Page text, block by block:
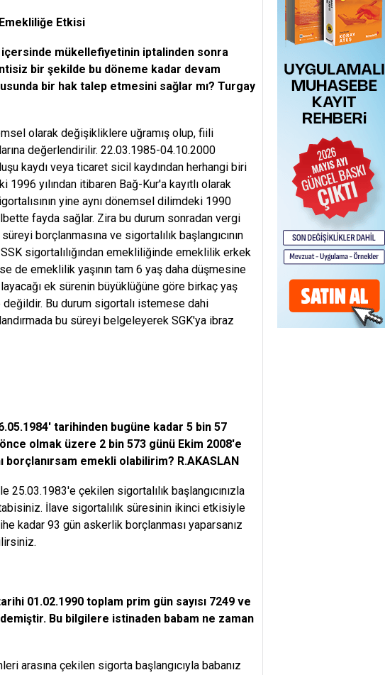
Etkisi
içersinde mükellefiyetinin iptalinden sonra
bir şekilde bu döneme kadar devam
bir hak talep etmesini sağlar mı? Turgay
olarak değişikliklere uğramış olup, fiili
değerlendirilir. 22.03.1985-04.10.2000
kaydı veya ticaret sicil kaydından herhangi biri
1996 yılından itibaren Bağ-Kur'a kayıtlı olarak
yine aynı dönemsel dilimdeki 1990
fayda sağlar. Zira bu durum sonradan vergi
borçlanmasına ve sigortalılık başlangıcının
sigortalılığından emekliliğinde emeklilik erkek
de emeklilik yaşının tam 6 yaş daha düşmesine
ek sürenin büyüklüğüne göre birkaç yaş
değildir. Bu durum sigortalı istemese dahi
bu süreyi belgeleyerek SGK'ya ibraz
tarihinden bugüne kadar 5 bin 57
olmak üzere 2 bin 573 günü Ekim 2008'e
emekli olabilirim? R.AKASLAN
çekilen sigortalılık başlangıcınızla
İlave sigortalılık süresinin ikinci etkisiyle
kadar 93 gün askerlik borçlanması yaparsanız
01.02.1990 toplam prim gün sayısı 7249 ve
Bu bilgilere istinaden babam ne zaman
arasına çekilen sigorta başlangıcıyla babanız